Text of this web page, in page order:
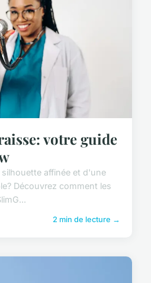
votre guide
affinée et d'une
Découvrez comment les
2 min de lecture →